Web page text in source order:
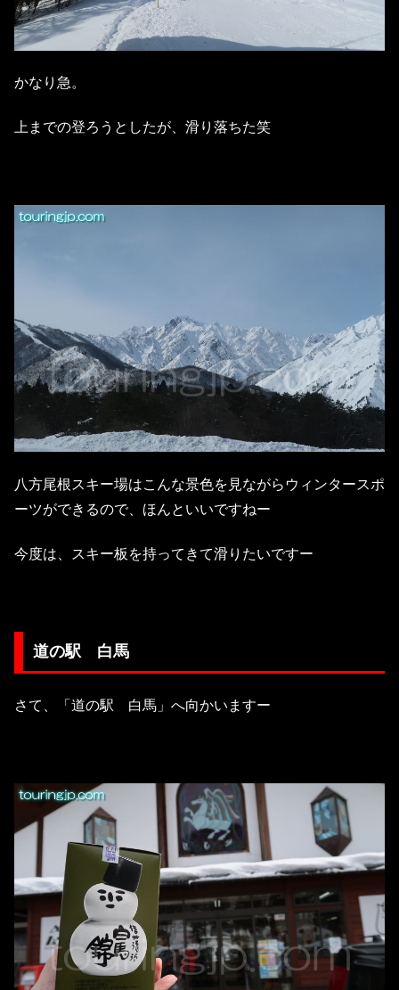
かなり急。
上までの登ろうとしたが、滑り落ちた笑
八方尾根スキー場はこんな景色を見ながらウィンタースポ
ーツができるので、ほんといいですねー
今度は、スキー板を持ってきて滑りたいですー
道の駅 白馬
さて、「道の駅 白馬」へ向かいますー